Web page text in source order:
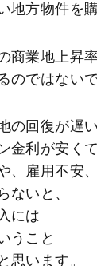
地方物件を
商業地上昇
のではない
の回復が遅い
金利が安くて
、雇用不安、
ないと、
には
うこと
思います。